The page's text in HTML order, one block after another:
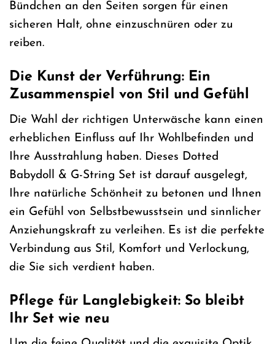
Bündchen an den Seiten sorgen für einen
sicheren Halt, ohne einzuschnüren oder zu
reiben.
Die Kunst der Verführung: Ein
Zusammenspiel von Stil und Gefühl
Die Wahl der richtigen Unterwäsche kann einen
erheblichen Einfluss auf Ihr Wohlbefinden und
Ihre Ausstrahlung haben. Dieses Dotted
Babydoll & G-String Set ist darauf ausgelegt,
Ihre natürliche Schönheit zu betonen und Ihnen
ein Gefühl von Selbstbewusstsein und sinnlicher
Anziehungskraft zu verleihen. Es ist die perfekte
Verbindung aus Stil, Komfort und Verlockung,
die Sie sich verdient haben.
Pflege für Langlebigkeit: So bleibt
Ihr Set wie neu